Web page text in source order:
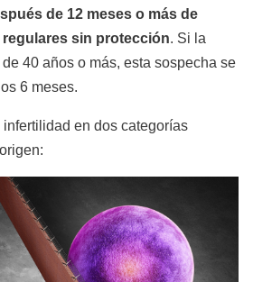
de 12 meses o más de
sin protección. Si la
40 años o más, esta sospecha se
6 meses.
en dos categorías